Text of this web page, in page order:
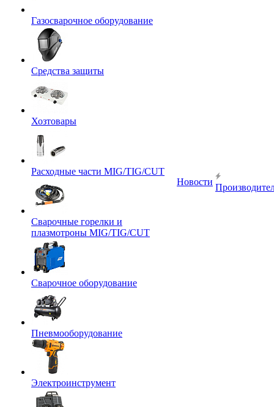
Газосварочное оборудование
Средства защиты
Хозтовары
Расходные части MIG/TIG/CUT
Сварочные горелки и
плазмотроны MIG/TIG/CUT
Сварочное оборудование
Пневмооборудование
Электроинструмент
Новости